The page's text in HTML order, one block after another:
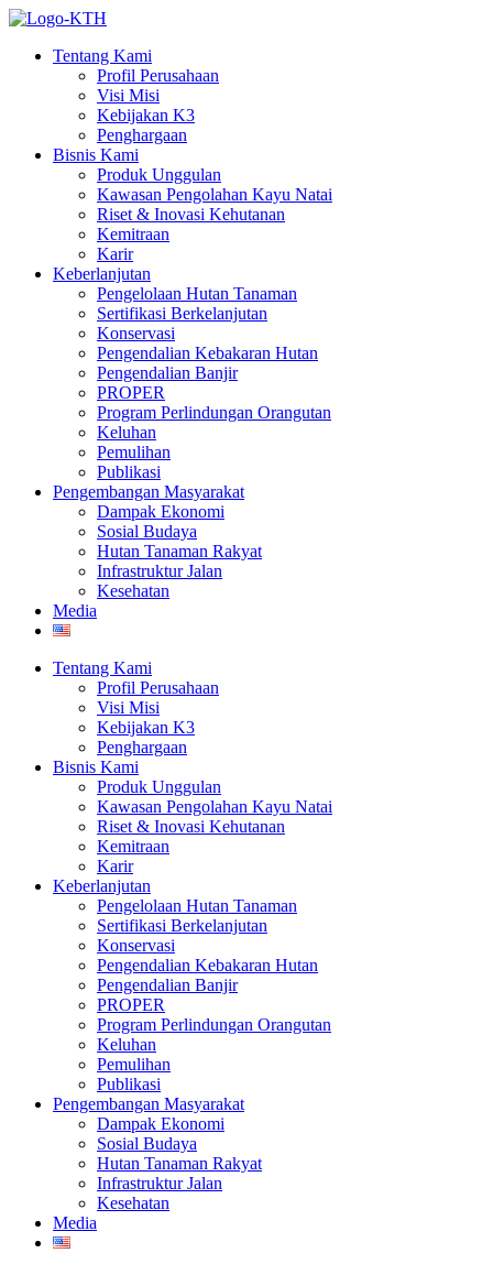
Tentang Kami
Profil Perusahaan
Visi Misi
Kebijakan K3
Penghargaan
Bisnis Kami
Produk Unggulan
Kawasan Pengolahan Kayu Natai
Riset & Inovasi Kehutanan
Kemitraan
Karir
Keberlanjutan
Pengelolaan Hutan Tanaman
Sertifikasi Berkelanjutan
Konservasi
Pengendalian Kebakaran Hutan
Pengendalian Banjir
PROPER
Program Perlindungan Orangutan
Keluhan
Pemulihan
Publikasi
Pengembangan Masyarakat
Dampak Ekonomi
Sosial Budaya
Hutan Tanaman Rakyat
Infrastruktur Jalan
Kesehatan
Media
Tentang Kami
Profil Perusahaan
Visi Misi
Kebijakan K3
Penghargaan
Bisnis Kami
Produk Unggulan
Kawasan Pengolahan Kayu Natai
Riset & Inovasi Kehutanan
Kemitraan
Karir
Keberlanjutan
Pengelolaan Hutan Tanaman
Sertifikasi Berkelanjutan
Konservasi
Pengendalian Kebakaran Hutan
Pengendalian Banjir
PROPER
Program Perlindungan Orangutan
Keluhan
Pemulihan
Publikasi
Pengembangan Masyarakat
Dampak Ekonomi
Sosial Budaya
Hutan Tanaman Rakyat
Infrastruktur Jalan
Kesehatan
Media